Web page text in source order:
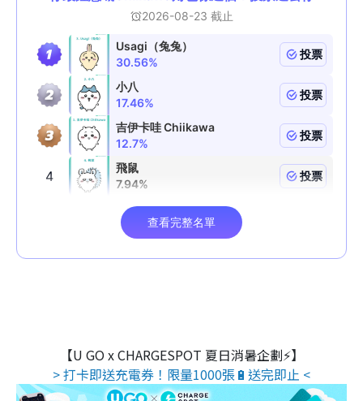
【U GO x CHARGESPOT 夏日消暑企劃⚡】
> 打卡即送充電券！限量1000張🔋送完即止 <